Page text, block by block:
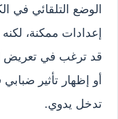
الوضع التلقائي في
إعدادات ممكنة، لكنه
قد ترغب في تعريض
أو إظهار تأثير
تدخل يدوي.